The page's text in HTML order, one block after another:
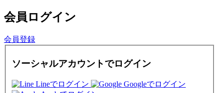
会員 ログイン
会員登録
ソーシャルアカウントでログイン
Lineでログイン
Googleでログイン